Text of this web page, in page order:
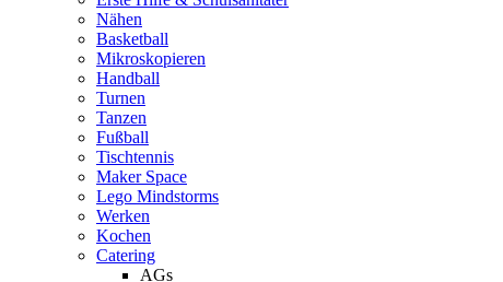
Nähen
Basketball
Mikroskopieren
Handball
Turnen
Tanzen
Fußball
Tischtennis
Maker Space
Lego Mindstorms
Werken
Kochen
Catering
AGs